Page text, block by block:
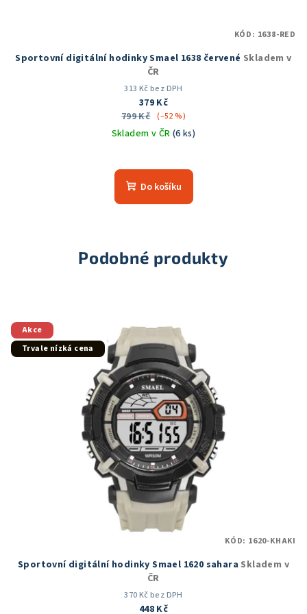
Sportovní digitální hodinky Smael 1638 červené Skladem v
ČR
313 Kč bez DPH
379 Kč
799 Kč (–52 %)
Skladem v ČR (6 ks)
hodnocení
produktu
hvězdiček.
Do košíku
KÓD: 1638-RED
Podobné produkty
Akce
Trvale nízká cena
Sportovní digitální hodinky Smael 1620 sahara Skladem v
ČR
370 Kč bez DPH
448 Kč
KÓD: 1620-KHAKI